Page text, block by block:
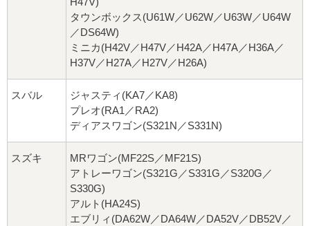
タウンボックス(U61W／U62W／U63W／U64W
／DS64W)
ミニカ(H42V／H47V／H42A／H47A／H36A／
H37V／H27A／H27V／H26A)
スバル
ジャスティ(KA7／KA8)
プレオ(RA1／RA2)
ディアスワゴン(S321N／S331N)
スズキ
MRワゴン(MF22S／MF21S)
アトレーワゴン(S321G／S331G／S320G／
S330G)
アルト(HA24S)
エブリィ(DA62W／DA64W／DA52V／DB52V／